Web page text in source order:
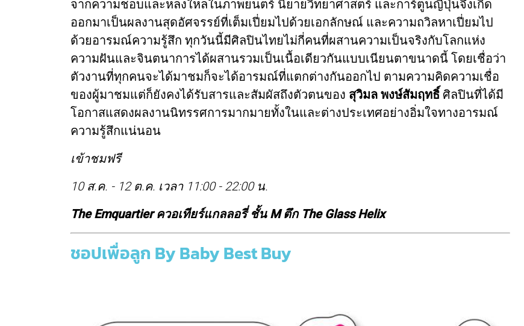
จากความชอบและหลงใหลในภาพยนตร์ นิยายวิทยาศาสตร์ และการ์ตูนญี่ปุ่นจึงเกิด
ออกมาเป็นผลงานสุดอัศจรรย์ที่เต็มเปี่ยมไปด้วยเอกลักษณ์ และความถวิลหาเปี่ยมไป
ด้วยอารมณ์ความรู้สึก ทุกวันนี้มีศิลปินไทยไม่กี่คนที่ผสานความเป็นจริงกับโลกแห่ง
ความฝันและจินตนาการได้ผสานรวมเป็นเนื้อเดียวกันแบบเนียนตาขนาดนี้ โดยเชื่อว่า
ตัวงานที่ทุกคนจะได้มาชมก็จะได้อารมณ์ที่แตกต่างกันออกไป ตามความคิดความเชื่อ
ของผู้มาชมแต่ก็ยังคงได้รับสารและสัมผัสถึงตัวตนของ สุวิมล พงษ์สัมฤทธิ์ ศิลปินที่ได้มี
โอกาสแสดงผลงานนิทรรศการมากมายทั้งในและต่างประเทศอย่างอิ่มใจทางอารมณ์
ความรู้สึกแน่นอน
เข้าชมฟรี
10 ส.ค. - 12 ต.ค. เวลา 11:00 - 22:00 น.
The Emquartier ควอเทียร์แกลลอรี่ ชั้น M ตึก The Glass Helix
ชอปเพื่อลูก By Baby Best Buy